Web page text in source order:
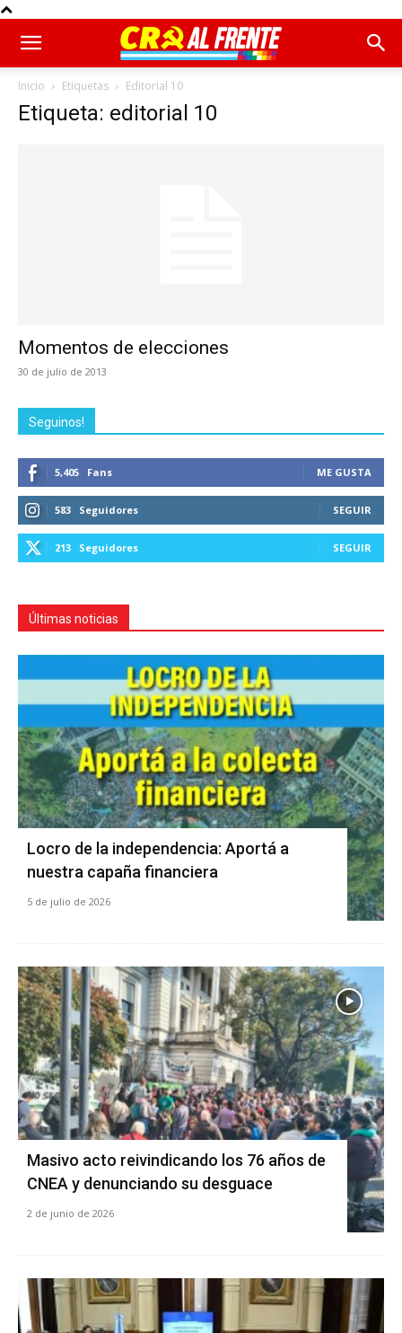
Inicio Etiquetas Editorial 10
Etiqueta: editorial 10
Momentos de elecciones
30 de julio de 2013
Seguinos!
5,405 Fans ME GUSTA
583 Seguidores SEGUIR
213 Seguidores SEGUIR
Últimas noticias
Locro de la independencia: Aportá a
nuestra capaña financiera
5 de julio de 2026
Masivo acto reivindicando los 76 años de
CNEA y denunciando su desguace
2 de junio de 2026